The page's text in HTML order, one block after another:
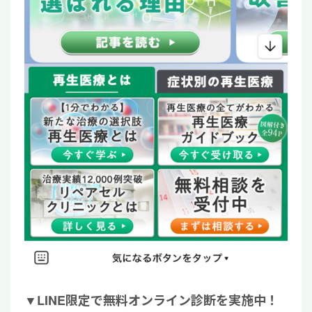
▼LINE限定で無料オンライン診断を実施中！